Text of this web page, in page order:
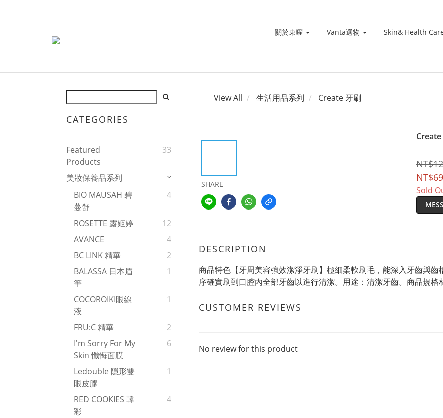
關於東曜 Vanta選物 Skin& Health
CATEGORIES
Featured
Products
33
美妝保養品系列
BIO MAUSAH 碧
蔓舒
4
ROSETTE 露姬婷
12
AVANCE
4
BC LINK 精華
2
BALASSA 日本眉
筆
1
COCOROIKI眼線
液
1
FRU:C 精華
2
I'm Sorry For My
Skin 懺悔面膜
6
Ledouble 隱形雙
眼皮膠
1
RED COOKIES 韓
彩
4
View All 生活用品系列 Create 牙刷
SHARE
NT$69
Sold
DESCRIPTION
商品特色【牙周美容強效潔淨牙刷】極細柔軟刷毛，能深入牙齒與
序確實刷到口腔內全部牙齒以進行清潔。用途：清潔牙齒。商品規
CUSTOMER REVIEWS
No review for this product